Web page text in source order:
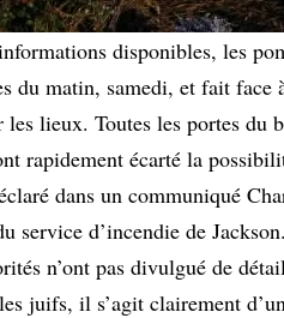
disponibles, les
du matin, samedi, et fait face
les lieux. Toutes les portes du
rapidement écarté la
dans un communiqué
service d’incendie de Jackson.
n’ont pas divulgué de
juifs, il s’agit clairement